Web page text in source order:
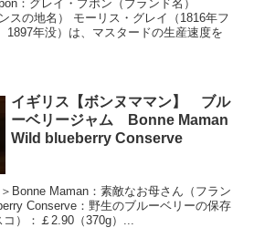
：グレイ・プポン（ブランド名）
スの地名） モーリス・グレイ（1816年フ
1897年没）は、マスタードの生産速度を
イギリス【ボンヌママン】 ブル
ーベリージャム Bonne Maman
Wild blueberry Conserve
Maman：素敵なお母さん（フラン
Conserve：野生のブルーベリーの保存
）：￡2.90（370g）...